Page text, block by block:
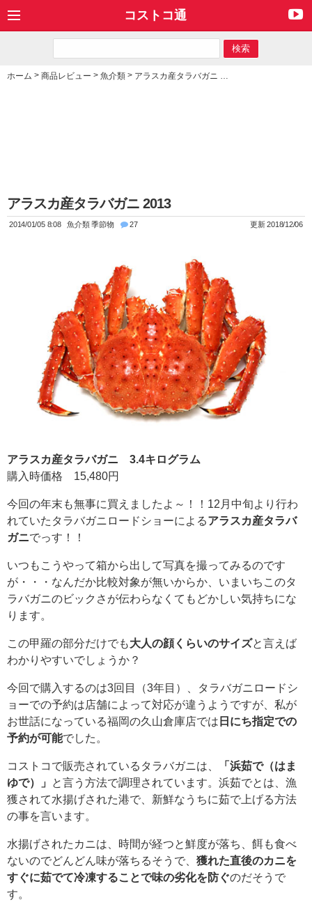
コストコ通
ホーム > 商品レビュー > 魚介類 > アラスカ産タラバガニ 2013
アラスカ産タラバガニ 2013
2014/01/05 8:08 魚介類季節物 27 更新 2018/12/06
アラスカ産タラバガニ 3.4キログラム
購入時価格 15,480円
今回の年末も無事に買えましたよ～！！12月中旬より行わ
れていたタラバガニロードショーによるアラスカ産タラバ
ガニでっす！！
いつもこうやって箱から出して写真を撮ってみるのです
が・・・なんだか比較対象が無いからか、いまいちこのタ
ラバガニのビックさが伝わらなくてもどかしい気持ちにな
ります。
この甲羅の部分だけでも大人の顔くらいのサイズと言えば
わかりやすいでしょうか？
今回で購入するのは3回目（3年目）、タラバガニロードシ
ョーでの予約は店舗によって対応が違うようですが、私が
お世話になっている福岡の久山倉庫店では 日にち指定での
予約が可能でした。
コストコで販売されているタラバガニは、
「浜茹で（はま
ゆで）」
と言う方法で調理されています。浜茹でとは、漁
獲されて水揚げされた港で、新鮮なうちに茹で上げる方法
の事を言います。
水揚げされたカニは、時間が経つと鮮度が落ち、餌も食べ
ないのでどんどん味が落ちるそうで、 獲れた直後のカニを
すぐに茹でて冷凍することで味の劣化を防ぐのだそうで
す。